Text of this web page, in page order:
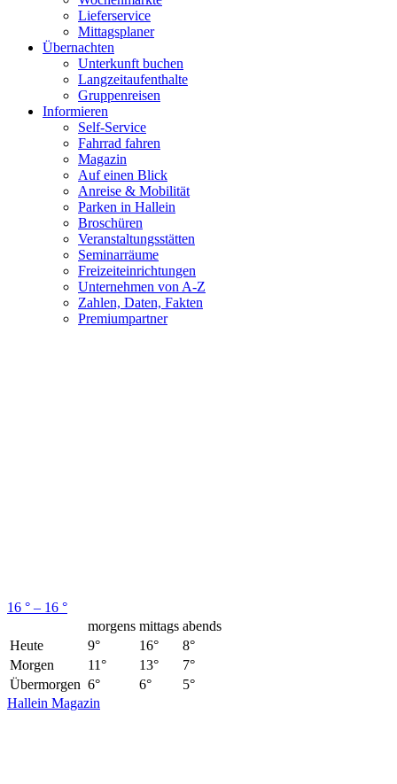
Lieferservice
Mittagsplaner
Übernachten
Unterkunft buchen
Langzeitaufenthalte
Gruppenreisen
Informieren
Self-Service
Fahrrad fahren
Magazin
Auf einen Blick
Anreise & Mobilität
Parken in Hallein
Broschüren
Veranstaltungsstätten
Seminarräume
Freizeiteinrichtungen
Unternehmen von A-Z
Zahlen, Daten, Fakten
Premiumpartner
16 ° – 16 °
morgens mittags abends
Heute
9° 16°
8°
Morgen
11° 13°
7°
Übermorgen 6° 6°
5°
Hallein Magazin